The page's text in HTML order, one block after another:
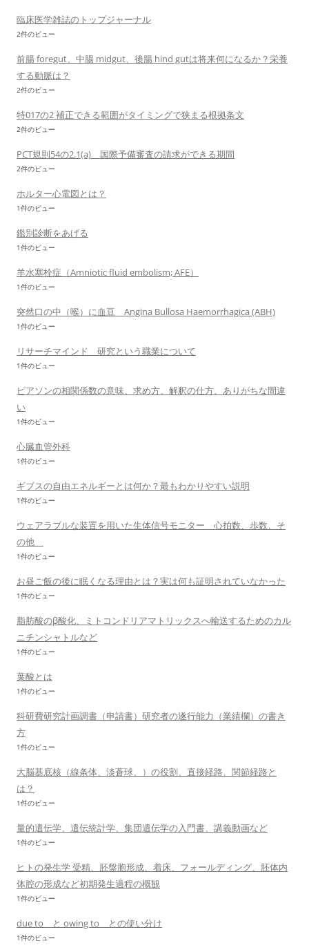
臨床医学雑誌のトップジャーナル
2件のビュー
前腸 foregut、中腸 midgut、後腸 hind gutは将来何になるか？栄養
する動脈は？
2件のビュー
特017の2 補正できる範囲がタイミングで狭まる根拠条文
2件のビュー
PCT規則54の2.1(a) 国際予備審査の請求ができる期間
2件のビュー
ホルター心電図とは？
1件のビュー
鑑別診断をあげる
1件のビュー
羊水塞栓症（Amniotic fluid embolism; AFE）
1件のビュー
突然口の中（喉）に血豆 Angina Bullosa Haemorrhagica (ABH)
1件のビュー
リサーチマインド 研究という職業について
1件のビュー
ピアソンの相関係数の意味、求め方、解釈の仕方、ありがちな間違
い
1件のビュー
心臓血管外科
1件のビュー
ギブスの自由エネルギーとは何か？最もわかりやすい説明
1件のビュー
ウェアラブルな装置を用いた生体信号モニター 心拍数、歩数、そ
の他
1件のビュー
お昼ご飯の後に眠くなる理由とは？実は何も証明されていなかった
1件のビュー
脂肪酸のβ酸化、ミトコンドリアマトリックスへ輸送するためのカル
ニチンシャトルなど
1件のビュー
葉酸とは
1件のビュー
科研費研究計画調書（申請書）研究者の遂行能力（業績欄）の書き
方
1件のビュー
大脳基底核（線条体、淡蒼球、）の役割、直接経路、関節経路と
は？
1件のビュー
量的遺伝学、遺伝統計学、集団遺伝学の入門書、講義動画など
1件のビュー
ヒトの発生学 受精、胚盤胞形成、着床、フォールディング、胚体内
体腔の形成など初期発生過程の概観
1件のビュー
due to と owing to との使い分け
1件のビュー